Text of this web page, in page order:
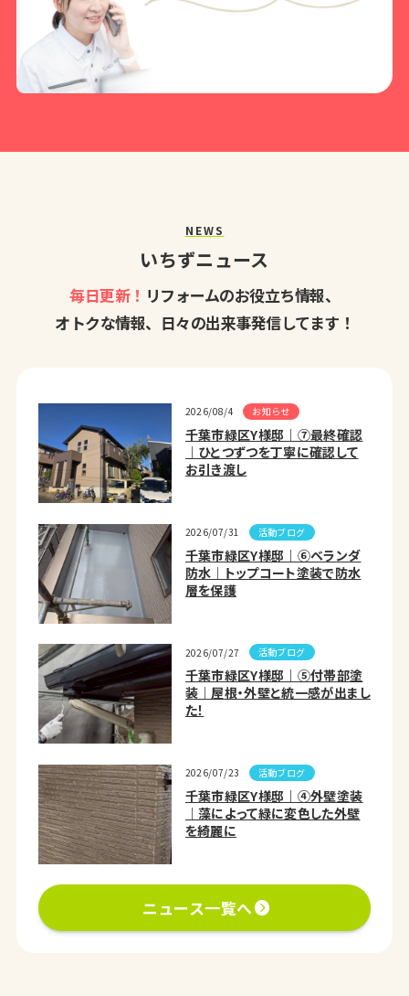
NEWS
いちずニュース
毎日更新！ リフォームのお役立ち情報、
オトクな情報、日々の出来事発信してます！
2026/08/4 お知らせ
千葉市緑区Y様邸｜⑦最終確認
｜ひとつずつを丁寧に確認して
お引き渡し
2026/07/31 活動ブログ
千葉市緑区Y様邸｜⑥ベランダ
防水｜トップコート塗装で防水
層を保護
2026/07/27 活動ブログ
千葉市緑区Y様邸｜⑤付帯部塗
装｜屋根・外壁と統一感が出まし
た！
2026/07/23 活動ブログ
千葉市緑区Y様邸｜④外壁塗装
｜藻によって緑に変色した外壁
を綺麗に
ニュース一覧へ